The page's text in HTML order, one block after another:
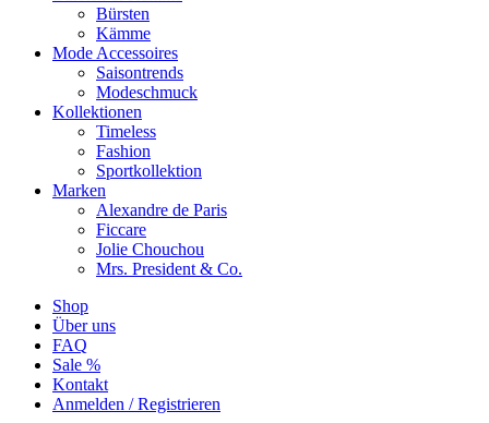
Bürsten
Kämme
Mode Accessoires
Saisontrends
Modeschmuck
Kollektionen
Timeless
Fashion
Sportkollektion
Marken
Alexandre de Paris
Ficcare
Jolie Chouchou
Mrs. President & Co.
Shop
Über uns
FAQ
Sale %
Kontakt
Anmelden / Registrieren